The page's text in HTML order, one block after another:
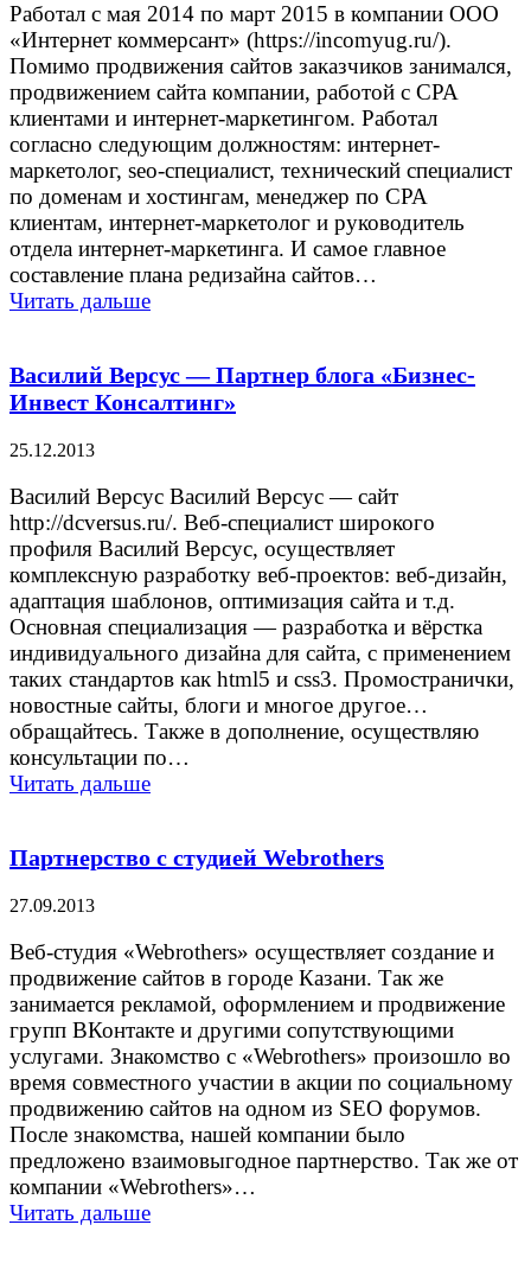
Работал с мая 2014 по март 2015 в компании ООО
«Интернет коммерсант» (https://incomyug.ru/).
Помимо продвижения сайтов заказчиков занимался,
продвижением сайта компании, работой с CPA
клиентами и интернет-маркетингом. Работал
согласно следующим должностям: интернет-
маркетолог, seo-специалист, технический специалист
по доменам и хостингам, менеджер по CPA
клиентам, интернет-маркетолог и руководитель
отдела интернет-маркетинга. И самое главное
составление плана редизайна сайтов…
Читать дальше
Василий Версус — Партнер блога «Бизнес-
Инвест Консалтинг»
25.12.2013
Василий Версус Василий Версус — сайт
http://dcversus.ru/. Веб-специалист широкого
профиля Василий Версус, осуществляет
комплексную разработку веб-проектов: веб-дизайн,
адаптация шаблонов, оптимизация сайта и т.д.
Основная специализация — разработка и вёрстка
индивидуального дизайна для сайта, с применением
таких стандартов как html5 и css3. Промостранички,
новостные сайты, блоги и многое другое…
обращайтесь. Также в дополнение, осуществляю
консультации по…
Читать дальше
Партнерство с студией Webrothers
27.09.2013
Веб-студия «Webrothers» осуществляет создание и
продвижение сайтов в городе Казани. Так же
занимается рекламой, оформлением и продвижение
групп ВКонтакте и другими сопутствующими
услугами. Знакомство с «Webrothers» произошло во
время совместного участии в акции по социальному
продвижению сайтов на одном из SEO форумов.
После знакомства, нашей компании было
предложено взаимовыгодное партнерство. Так же от
компании «Webrothers»…
Читать дальше